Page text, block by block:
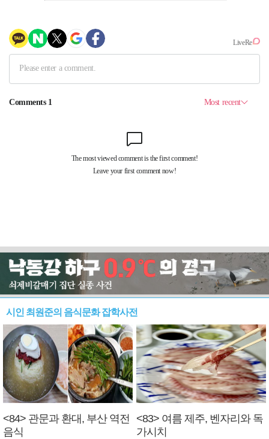
시인 최원준의 음식문화 잡학사전
<84> 관문과 환대, 부산 역전
음식
<83> 여름 제주, 벤자리와 독
가시치